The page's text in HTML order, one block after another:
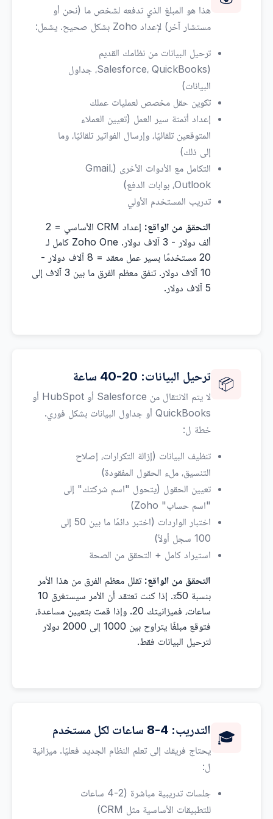
هذا هو المبلغ الذي تدفعه لشخص ما (نحن أو
مستشار آخر) لإعداد Zoho بشكل صحيح. يشمل:
ترحيل البيانات من نظامك القديم
(Salesforce، QuickBooks، جداول
البيانات)
تكوين حقل مخصص لعمليات عملك
إعداد أتمتة سير العمل (تعيين العملاء
المتوقعين تلقائيًا، وإرسال الفواتير تلقائيًا، وما
إلى ذلك)
التكامل مع الأدوات الأخرى (Gmail،
Outlook، بوابات الدفع)
تدريب المستخدم الأولي
التحقق من الواقع:
إعداد CRM الأساسي = 2
ألف دولار - 3 آلاف دولار. Zoho One كامل لـ
20 مستخدمًا بسير عمل معقد = 8 آلاف دولار -
10 آلاف دولار. تنفق معظم الفرق ما بين 3 آلاف إلى
5 آلاف دولار.
📦 ترحيل البيانات: 20-40 ساعة
لا يتم الانتقال من Salesforce أو HubSpot أو
QuickBooks أو جداول البيانات بشكل فوري.
خطة ل:
تنظيف البيانات (إزالة التكرارات، إصلاح
التنسيق، ملء الحقول المفقودة)
تعيين الحقول (يتحول "اسم شركتك" إلى
"اسم حساب" Zoho)
اختبار الواردات (اختبر دائمًا ما بين 50 إلى
100 سجل أولاً)
استيراد كامل + التحقق من الصحة
التحقق من الواقع: تقلل معظم الفرق من هذا الأمر
بنسبة 50٪. إذا كنت تعتقد أن الأمر سيستغرق 10
ساعات، فميزانيتك 20. وإذا قمت بتعيين مساعدة،
فتوقع مبلغًا يتراوح بين 1000 إلى 2000 دولار
لترحيل البيانات فقط.
🎓 التدريب: 4-8 ساعات لكل مستخدم
يحتاج فريقك إلى تعلم النظام الجديد فعليًا. ميزانية
ل:
جلسات تدريبية مباشرة (2-4 ساعات
للتطبيقات الأساسية مثل CRM)